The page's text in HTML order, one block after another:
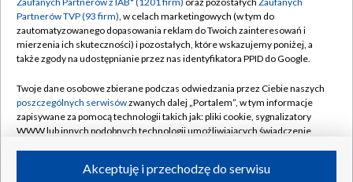
Centrum informacji TVP
Naziemna Telewizja Cyfrowa
Rada Programowa
System NOS
Informacje o nadawcy
Program dla prasy
Polityka prywatności
Moje zgody
Pomoc
Kontakt
Kanały
Partnerów TVP (93 firm), w celach marketingowych (w tym do
zautomatyzowanego dopasowania reklam do Twoich zainteresowań i
mierzenia ich skuteczności) i pozostałych, które wskazujemy poniżej, a
także zgody na udostępnianie przez nas identyfikatora PPID do Google.
Twoje dane osobowe zbierane podczas odwiedzania przez Ciebie naszych
poszczególnych serwisówzwanych dalej „Portalem”, w tym informacje
zapisywane za pomocą technologii takich jak: pliki cookie, sygnalizatory
WWW lub innych podobnych technologii umożliwiających świadczenie
ruchu w Internecie.Akceptuję i przechodzę do serwisu